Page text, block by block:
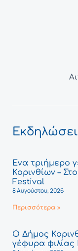
Ένα τριήμερο
Κορινθίων –
Festival
8 Αυγούστου, 2026
Περισσότερα »
Ο Δήμος
γέφυρα φιλίας